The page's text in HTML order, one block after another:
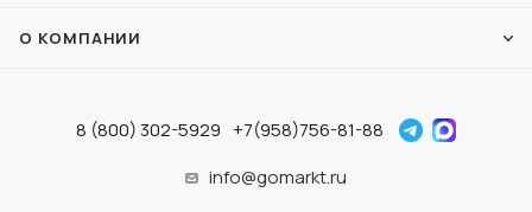
О КОМПАНИИ
8 (800) 302-5929 +7(958)756-81-88
info@gomarkt.ru